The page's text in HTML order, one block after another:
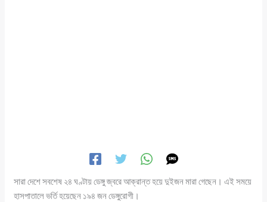
সারা দেশে সবশেষ ২৪ ঘণ্টায় ডেঙ্গু জ্বরে আক্রান্ত হয়ে দুইজন মারা গেছেন। এই সময়ে
হাসপাতালে ভর্তি হয়েছেন ১৯৪ জন ডেঙ্গুরোগী।